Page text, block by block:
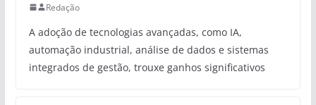
Redação
A adoção de tecnologias avançadas, como IA,
automação industrial, análise de dados e sistemas
integrados de gestão, trouxe ganhos significativos